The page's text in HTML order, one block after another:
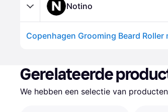
Notino
Gerelateerde
We hebben een selectie van